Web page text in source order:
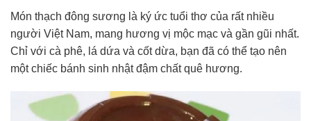
Món thạch đông sương là ký ức tuổi thơ của rất nhiều
người Việt Nam, mang hương vị mộc mạc và gần gũi nhất.
Chỉ với cà phê, lá dứa và cốt dừa, bạn đã có thể tạo nên
một chiếc bánh sinh nhật đậm chất quê hương.